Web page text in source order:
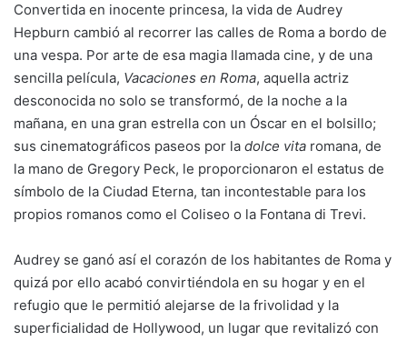
Convertida en inocente princesa, la vida de Audrey
Hepburn cambió al recorrer las calles de Roma a bordo de
una vespa. Por arte de esa magia llamada cine, y de una
sencilla película, Vacaciones en Roma, aquella actriz
desconocida no solo se transformó, de la noche a la
mañana, en una gran estrella con un Óscar en el bolsillo;
sus cinematográficos paseos por la dolce vita romana, de
la mano de Gregory Peck, le proporcionaron el estatus de
símbolo de la Ciudad Eterna, tan incontestable para los
propios romanos como el Coliseo o la Fontana di Trevi.
Audrey se ganó así el corazón de los habitantes de Roma y
quizá por ello acabó convirtiéndola en su hogar y en el
refugio que le permitió alejarse de la frivolidad y la
superficialidad de Hollywood, un lugar que revitalizó con